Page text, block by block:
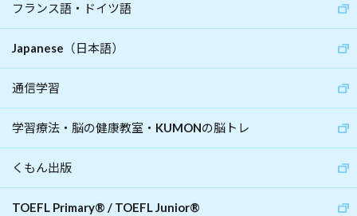
フランス語・ドイツ語
Japanese（日本語）
通信学習
学習療法・脳の健康教室・KUMONの脳トレ
くもん出版
TOEFL Primary® / TOEFL Junior®